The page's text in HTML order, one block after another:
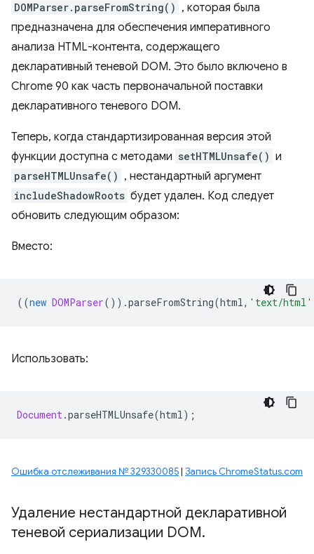
DOMParser.parseFromString() , которая была
предназначена для обеспечения императивного
анализа HTML-контента, содержащего
декларативный теневой DOM. Это было включено в
Chrome 90 как часть первоначальной поставки
декларативного теневого DOM.
Теперь, когда стандартизированная версия этой
функции доступна с методами setHTMLUnsafe() и
parseHTMLUnsafe() , нестандартный аргумент
includeShadowRoots будет удален. Код следует
обновить следующим образом:
Вместо:
((new DOMParser()).parseFromString(html, 'text/html'
Использовать:
Document.parseHTMLUnsafe(html);
Ошибка отслеживания № 329330085| Запись ChromeStatus.com
Удаление нестандартной декларативной
теневой сериализации DOM.